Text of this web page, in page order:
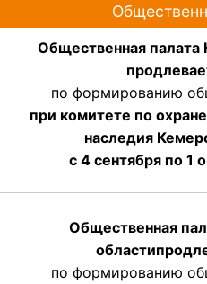
Общественная палата
по формированию
при комитете по
наследия
с 4 сентября по 1
Общественная
области
по формированию